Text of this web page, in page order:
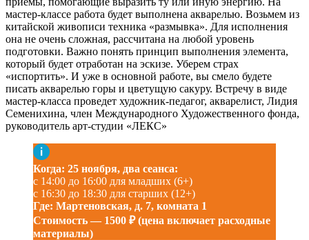
мастер-классе работа будет выполнена акварелью. Возьмем из
китайской живописи техника «размывка». Для исполнения
она не очень сложная, рассчитана на любой уровень
подготовки. Важно понять принцип выполнения элемента,
который будет отработан на эскизе. Уберем страх
«испортить». И уже в основной работе, вы смело будете
писать акварелью горы и цветущую сакуру. Встречу в виде
мастер-класса проведет художник-педагог, акварелист, Лидия
Семенихина, член Международного Художественного фонда,
руководитель арт-студии «ЛЕКС»
Когда: 25 ноября, два сеанса:
с 14:00 до 16:00 для младших (6+)
с 16:30 до 18:30 для старших (12+)
Где: Мартеновская, д. 7, комната 1
Стоимость — 1500 ₽ (цена включает расходные
материалы)